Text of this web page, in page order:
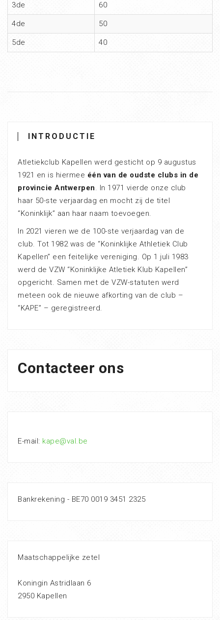
3de 60
4de 50
5de 40
INTRODUCTIE
Atletiekclub Kapellen werd gesticht op 9 augustus
1921 en is hiermee één van de oudste clubs in de
provincie Antwerpen. In 1971 vierde onze club
haar 50-ste verjaardag en mocht zij de titel
“Koninklijk” aan haar naam toevoegen.
In 2021 vieren we de 100-ste verjaardag van de
club. Tot 1982 was de “Koninklijke Athletiek Club
Kapellen” een feitelijke vereniging. Op 1 juli 1983
werd de VZW “Koninklijke Atletiek Klub Kapellen”
opgericht. Samen met de VZW-statuten werd
meteen ook de nieuwe afkorting van de club –
“KAPE” – geregistreerd.
Contacteer ons
E-mail: kape@val.be
Bankrekening - BE70 0019 3451 2325
Maatschappelijke zetel
Koningin Astridlaan 6
2950 Kapellen